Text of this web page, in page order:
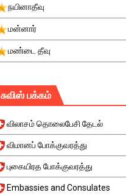
நயினாதீவு
மன்னார்
மண்டை தீவு
சுவிஸ் பக்கம்
விலாசம் தொலைபேசி தேடல்
விமானப் போக்குவரத்து
புகையிரத போக்குவரத்து
Embassies and Consulates